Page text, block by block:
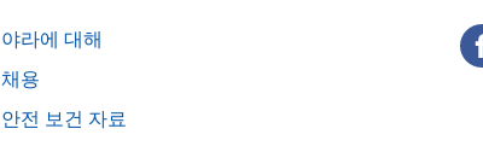
야라에 대해
채용
안전 보건 자료